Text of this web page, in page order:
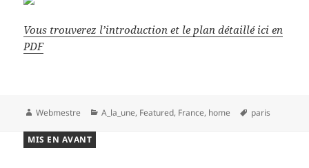
Vous trouverez l’introduction et le plan détaillé ici en
PDF
Auteur
Webmestre Catégories
A_la_une, Featured, France, home
Mots-
paris
MIS EN AVANT